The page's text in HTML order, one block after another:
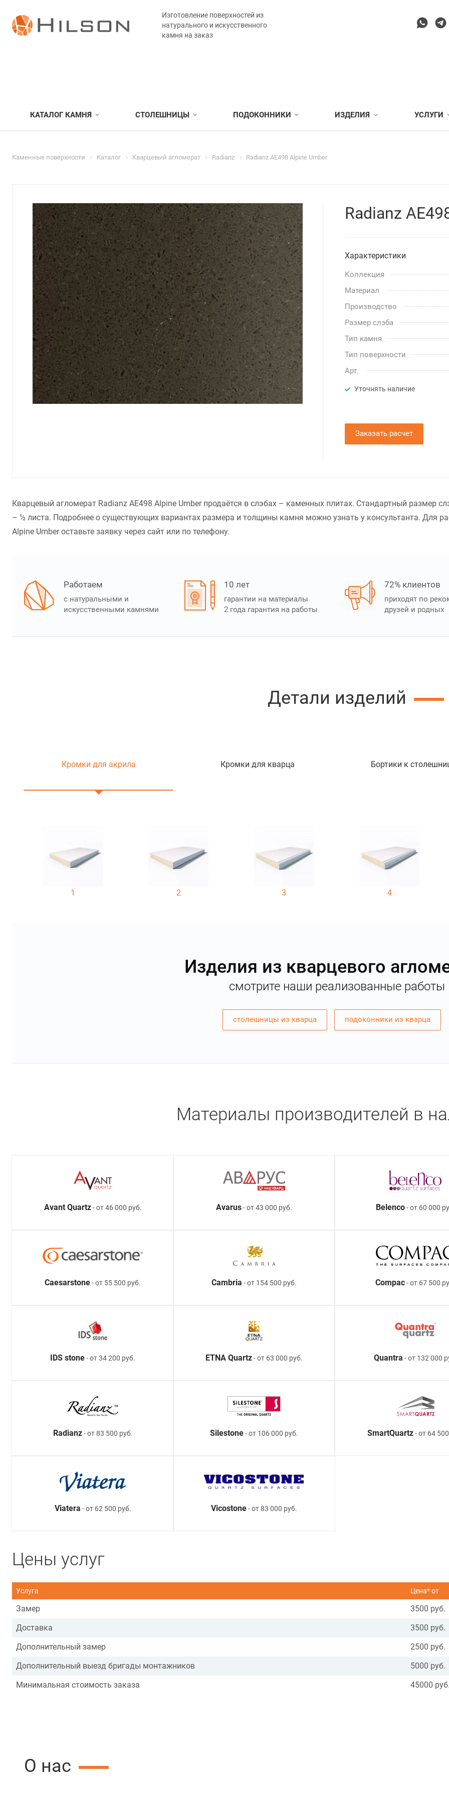
Изготовление поверхностей из
натурального и искусственного
камня на заказ
КАТАЛОГ КАМНЯ СТОЛЕШНИЦЫ ПОДОКОННИКИ ИЗДЕЛИЯ УСЛУГИ
Каменные поверхности Каталог Кварцевый агломерат Radianz Radianz AE498 Alpine Umber
Radianz
Характеристики
Коллекция
Материал
Производство
Размер слэба
Тип камня
Тип поверхности
Арт.
Уточнять наличие
Заказать расчет
Кварцевый агломерат Radianz AE498 Alpine Umber продаётся в слэбах – каменных плитах. Стандартный размер
– ½ листа. Подробнее о существующих вариантах размера и толщины камня можно узнать у консультанта. Для
Alpine Umber оставьте заявку через сайт или по телефону.
Работаем
с натуральными и
искусственными камнями
10 лет
гарантии на материалы
2 года гарантия на работы
72% клиентов
приходят по
друзей и родных
Детали изделий
Кромки для акрила Кромки для кварца Бортики к
1 2 3 4
Изделия из кварцевого
смотрите наши реализованные работы
столешницы из кварца подоконники из кварца
Материалы производителей в
Avant Quartz- от 46 000 руб. Avarus- от 43 000 руб. Belenco- от 60 000
Caesarstone- от 55 500 руб. Cambria - от 154 500 руб. Compac- от 67 500
IDS stone- от 34 200 руб. ETNA Quartz- от 63 000 руб. Quantra - от 132 000
Radianz- от 83 500 руб. Silestone- от 106 000 руб. SmartQuartz- от 64
Viatera - от 62 500 руб. Vicostone- от 83 000 руб.
Цены услуг
Услуга Цена* от
Замер 3500 руб.
Доставка
3500 руб.
Дополнительный замер
2500 руб.
Дополнительный выезд бригады монтажников
5000 руб.
Минимальная стоимость заказа
45000 руб.
О нас